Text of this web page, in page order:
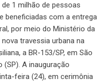
1 milhão de pessoas
beneficiadas com a entrega
por meio do Ministério da
travessia urbana na
a BR-153/SP, em São
(SP). A inauguração
feira (24), em cerimônia